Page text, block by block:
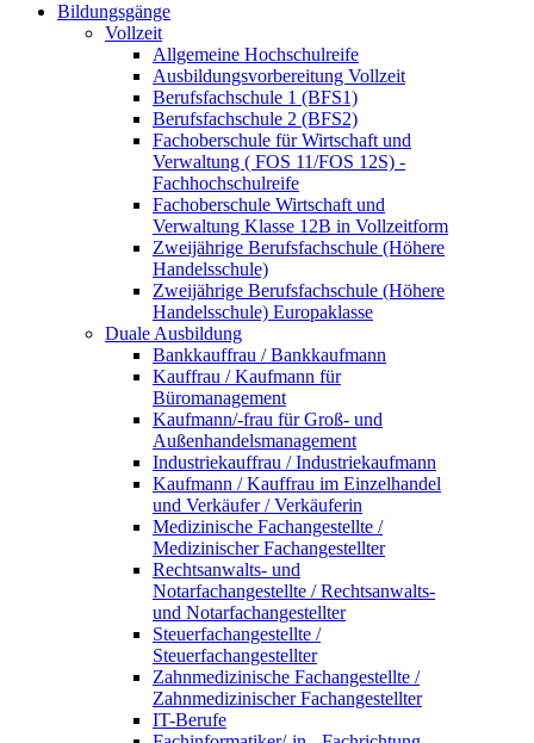
Bildungsgänge
Vollzeit
Allgemeine Hochschulreife
Ausbildungsvorbereitung Vollzeit
Berufsfachschule 1 (BFS1)
Berufsfachschule 2 (BFS2)
Fachoberschule für Wirtschaft und
Verwaltung ( FOS 11/FOS 12S) -
Fachhochschulreife
Fachoberschule Wirtschaft und
Verwaltung Klasse 12B in Vollzeitform
Zweijährige Berufsfachschule (Höhere
Handelsschule)
Zweijährige Berufsfachschule (Höhere
Handelsschule) Europaklasse
Duale Ausbildung
Bankkauffrau / Bankkaufmann
Kauffrau / Kaufmann für
Büromanagement
Kaufmann/-frau für Groß- und
Außenhandelsmanagement
Industriekauffrau / Industriekaufmann
Kaufmann / Kauffrau im Einzelhandel
und Verkäufer / Verkäuferin
Medizinische Fachangestellte /
Medizinischer Fachangestellter
Rechtsanwalts- und
Notarfachangestellte / Rechtsanwalts-
und Notarfachangestellter
Steuerfachangestellte /
Steuerfachangestellter
Zahnmedizinische Fachangestellte /
Zahnmedizinischer Fachangestellter
IT-Berufe